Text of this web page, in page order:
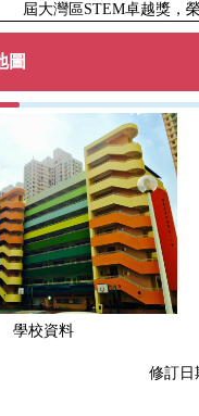
屆大灣區STEM卓越獎，
圖
學校資料
修訂日